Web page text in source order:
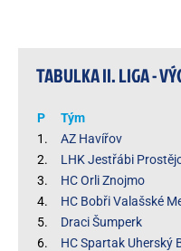
TABULKA II. LIGA -
P Tým
1.
AZ Havířov
2.
LHK Jestřábi
3.
HC Orli Znojmo
4.
HC Bobři Valašské
5.
Draci Šumperk
6.
HC Spartak Uherský